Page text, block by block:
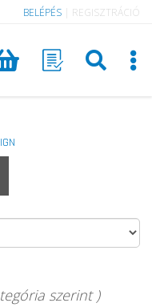
BELÉPÉS REGISZTRÁCIÓ
szerint )